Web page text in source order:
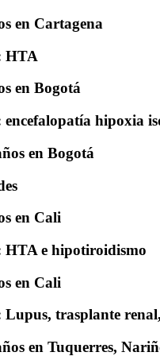
en Cartagena
HTA
en Bogotá
hipoxia
en Bogotá
en Cali
HTA e hipotiroidismo
en Cali
trasplante
en Tuquerres,